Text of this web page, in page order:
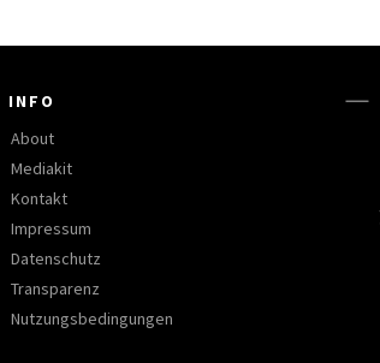
INFO
About
Mediakit
Kontakt
Impressum
Datenschutz
Transparenz
Nutzungsbedingungen